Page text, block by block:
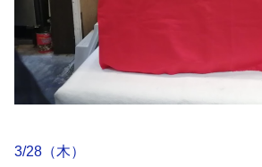
3/28（木）